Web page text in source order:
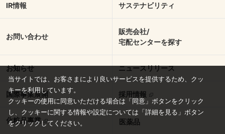
IR情報 サステナビリティ
お問い合わせ
販売会社/
宅配センターを探す
お知らせ ニュースリリース
国際事業展開 採用情報
化粧品事業 医薬品
当サイトでは、お客さまにより良いサービスを提供するため、クッ
キーを利用しています。
クッキーの使用に同意いただける場合は「同意」ボタンをクリック
し、 クッキーに関する情報や設定については「詳細を見る」ボタン
をクリックしてください。